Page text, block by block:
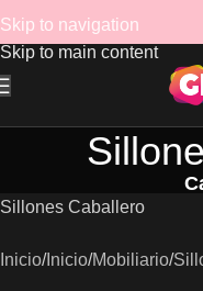
Skip to navigation
Skip to main content
Sillones Caballero
Inicio Inicio Mobiliario